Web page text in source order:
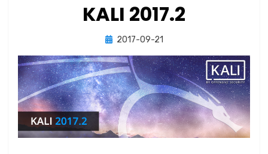
KALI 2017.2
avJonas Lejon
Publicerad
2017-09-21